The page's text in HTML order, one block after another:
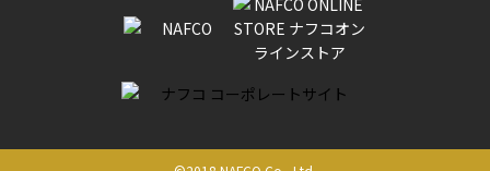
のみの受け渡しとなります。（箱や納品書は付属しておりませ
ん）店舗で準備が出来次第、メールにてご連絡させていただきま